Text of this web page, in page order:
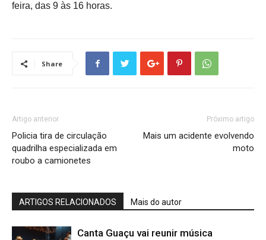
feira, das 9 às 16 horas.
Share
Artigo anterior
Policia tira de circulação
quadrilha especializada em
roubo a camionetes
Próximo artigo
Mais um acidente evolvendo
moto
ARTIGOS RELACIONADOS Mais do autor
Canta Guaçu vai reunir música